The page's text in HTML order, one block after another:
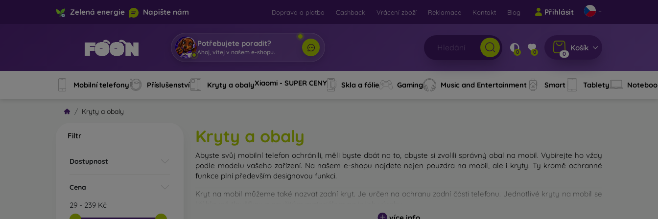
Zelená energie Napište nám Doprava a platba Cashback Vrácení zboží Reklamace Kontakt Blog Přihlásit
Potřebujete poradit?
A| 0 0 0
Košík
Mobilní telefony Příslušenství Kryty a obalyXiaomi - SUPER CENY Skla a fólie Gaming Music and Entertainment Smart Tablety
Kryty a obaly
Filtr
Dostupnost
Cena
29 - 239 Kč
Kryty a obaly
Abyste svůj mobilní telefon ochránili, měli byste dbát na to, abyste si zvolili správný obal na mobil. Vybírejte ho vždy
podle modelu vašeho zařízení. Na našem e-shopu najdete nejen pouzdra na mobil, ale i kryty. Ty kromě ochranné
funkce plní především designovou funkci.
Kryt na mobil můžeme také nazvat zadní kryt. Je určen na ochranu zadní části telefonu. Jednotlivé kryty na mobil se